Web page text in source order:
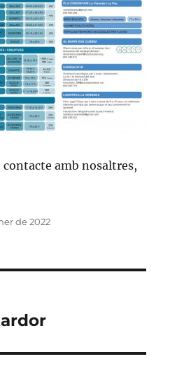
amb nosaltres,
de 2022